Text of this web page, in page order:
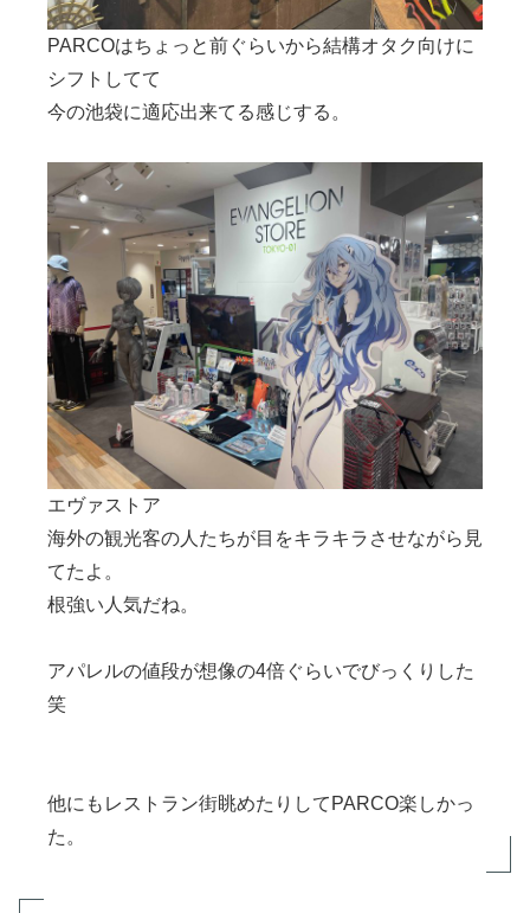
PARCOはちょっと前ぐらいから結構オタク向けに
シフトしてて
今の池袋に適応出来てる感じする。
エヴァストア
海外の観光客の人たちが目をキラキラさせながら見
てたよ。
根強い人気だね。
アパレルの値段が想像の4倍ぐらいでびっくりした
笑
他にもレストラン街眺めたりしてPARCO楽しかっ
た。